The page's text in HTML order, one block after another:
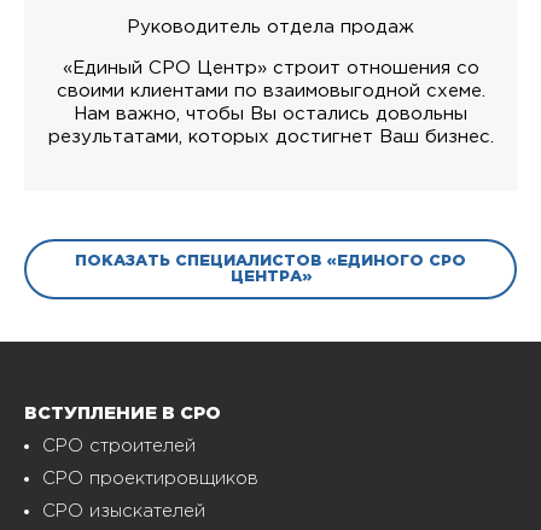
Руководитель отдела продаж
«Единый СРО Центр» строит отношения со
своими клиентами по взаимовыгодной схеме.
Нам важно, чтобы Вы остались довольны
результатами, которых достигнет Ваш бизнес.
ПОКАЗАТЬ СПЕЦИАЛИСТОВ «ЕДИНОГО СРО
ЦЕНТРА»
ВСТУПЛЕНИЕ В СРО
СРО строителей
СРО проектировщиков
СРО изыскателей